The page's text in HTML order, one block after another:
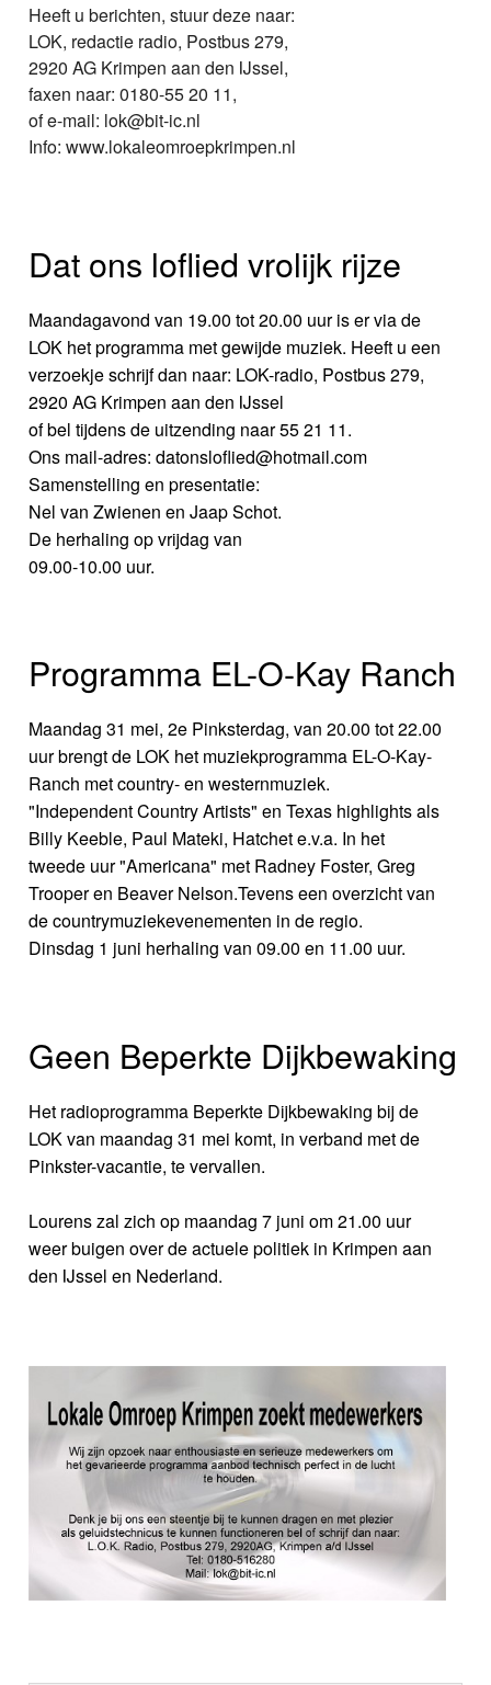
Heeft u berichten, stuur deze naar:
LOK, redactie radio, Postbus 279,
2920 AG Krimpen aan den IJssel,
faxen naar: 0180-55 20 11,
of e-mail: lok@bit-ic.nl
Info: www.lokaleomroepkrimpen.nl
Dat ons loflied vrolijk rijze
Maandagavond van 19.00 tot 20.00 uur is er via de
LOK het programma met gewijde muziek. Heeft u een
verzoekje schrijf dan naar: LOK-radio, Postbus 279,
2920 AG Krimpen aan den IJssel
of bel tijdens de uitzending naar 55 21 11.
Ons mail-adres: datonsloflied@hotmail.com
Samenstelling en presentatie:
Nel van Zwienen en Jaap Schot.
De herhaling op vrijdag van
09.00-10.00 uur.
Programma EL-O-Kay Ranch
Maandag 31 mei, 2e Pinksterdag, van 20.00 tot 22.00
uur brengt de LOK het muziekprogramma EL-O-Kay-
Ranch met country- en westernmuziek.
"Independent Country Artists" en Texas highlights als
Billy Keeble, Paul Mateki, Hatchet e.v.a. In het
tweede uur "Americana" met Radney Foster, Greg
Trooper en Beaver Nelson.Tevens een overzicht van
de countrymuziekevenementen in de regio.
Dinsdag 1 juni herhaling van 09.00 en 11.00 uur.
Geen Beperkte Dijkbewaking
Het radioprogramma Beperkte Dijkbewaking bij de
LOK van maandag 31 mei komt, in verband met de
Pinkster-vacantie, te vervallen.
Lourens zal zich op maandag 7 juni om 21.00 uur
weer buigen over de actuele politiek in Krimpen aan
den IJssel en Nederland.